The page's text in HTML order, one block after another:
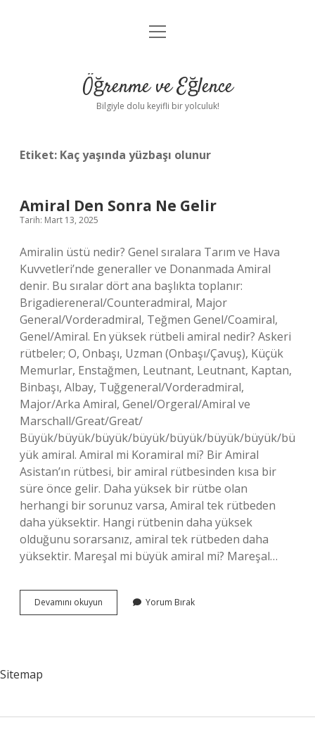
Anasayfa
Yasal Uyarı
menüyü
Öğrenme ve Eğlence
Bilgiyle dolu keyifli bir yolculuk!
Etiket: Kaç yaşında yüzbaşı olunur
Amiral Den Sonra Ne Gelir
Tarih: Mart 13, 2025
Amiralin üstü nedir? Genel sıralara Tarım ve Hava
Kuvvetleri’nde generaller ve Donanmada Amiral
denir. Bu sıralar dört ana başlıkta toplanır:
Brigadiereneral/Counteradmiral, Major
General/Vorderadmiral, Teğmen Genel/Coamiral,
Genel/Amiral. En yüksek rütbeli amiral nedir? Askeri
rütbeler; O, Onbaşı, Uzman (Onbaşı/Çavuş), Küçük
Memurlar, Enstağmen, Leutnant, Leutnant, Kaptan,
Binbaşı, Albay, Tuğgeneral/Vorderadmiral,
Major/Arka Amiral, Genel/Orgeral/Amiral ve
Marschall/Great/Great/
Büyük/büyük/büyük/büyük/büyük/büyük/büyük/bü
yük amiral. Amiral mi Koramiral mi? Bir Amiral
Asistan’ın rütbesi, bir amiral rütbesinden kısa bir
süre önce gelir. Daha yüksek bir rütbe olan
herhangi bir sorunuz varsa, Amiral tek rütbeden
daha yüksektir. Hangi rütbenin daha yüksek
olduğunu sorarsanız, amiral tek rütbeden daha
yüksektir. Mareşal mi büyük amiral mi? Mareşal…
Devamını okuyun
Den
Yorum Bırak
Sitemap